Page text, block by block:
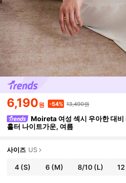
6,190원 -54% 13,490원
Moireta 여성 섹시 우아한 대비
홀터 나이트가운, 여름
사이즈 US
4 (S) 6 (M) 8/10(L) 12